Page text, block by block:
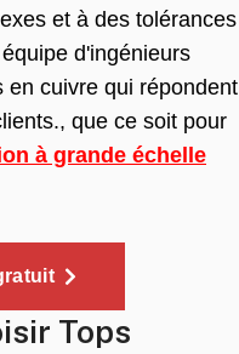
et à des tolérances
d'ingénieurs
en cuivre qui répondent
que ce soit pour
à grande échelle
Tops